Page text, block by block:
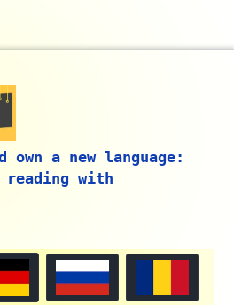
a new language:
reading with